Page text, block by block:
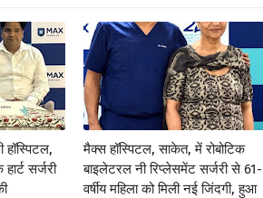
हॉस्पिटल,
सर्जरी
मैक्स हॉस्पिटल, साकेत, में रोबोटिक
बाइलेटरल नी रिप्लेसमेंट सर्जरी से 61-
वर्षीय महिला को मिली नई जिंदगी, हुआ